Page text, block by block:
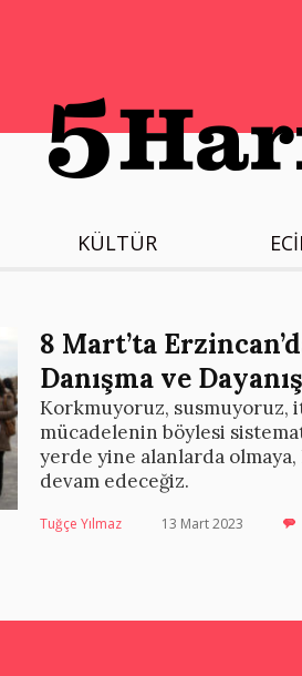
KÜLTÜR
8 Mart’ta
Danışma ve
Korkmuyoruz,
mücadelenin böylesi
yerde yine alanlarda olmaya,
devam edeceğiz.
Tuğçe Yılmaz 13 Mart 2023